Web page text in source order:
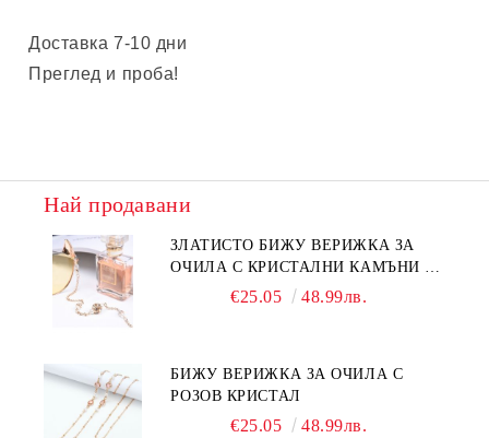
Доставка 7-10 дни
Преглед и проба!
Най продавани
ЗЛАТИСТО БИЖУ ВЕРИЖКА ЗА
ОЧИЛА С КРИСТАЛНИ КАМЪНИ И
€25.05 48.99лв.
БИЖУ ВЕРИЖКА ЗА ОЧИЛА С
РОЗОВ КРИСТАЛ
€25.05 48.99лв.